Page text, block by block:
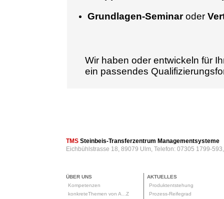
Grundlagen-Seminaroder
Wir haben oder entwickeln für
ein passendes
TMS Steinbeis-Transferzentrum Managementsysteme
Eichbühlstrasse 18, 89079 Ulm, Telefon: 07305 1799-
ÜBER UNS
Kompetenzen
konkreteThemen von A...Z
AKTUELLES
Produktentstehung
Prozess-Reifegrad